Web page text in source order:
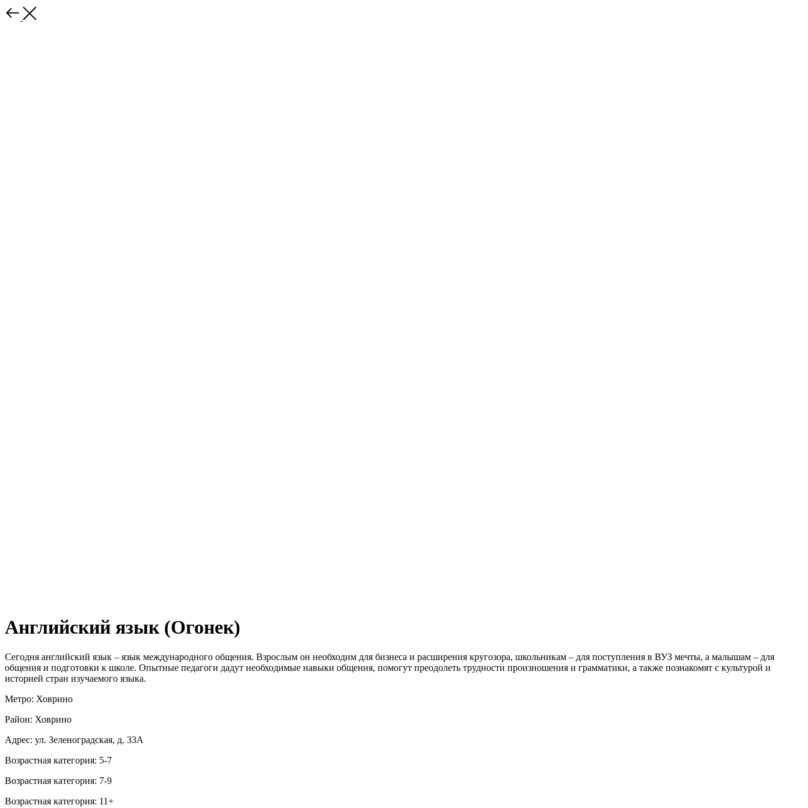
Английский язык (Огонек)
Сегодня английский язык – язык международного общения. Взрослым он необходим для бизнеса и расширения кругозора, школьникам – для поступления в ВУЗ мечты, а малышам – для
общения и подготовки к школе. Опытные педагоги дадут необходимые навыки общения, помогут преодолеть трудности произношения и грамматики, а также познакомят с культурой и
историей стран изучаемого языка.
Метро: Ховрино
Район: Ховрино
Адрес: ул. Зеленоградская, д. 33А
Возрастная категория: 5-7
Возрастная категория: 7-9
Возрастная категория: 11+